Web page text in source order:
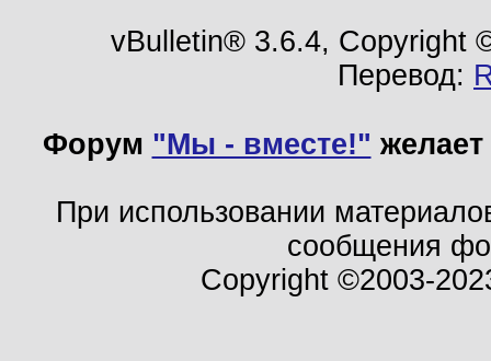
vBulletin® 3.6.4, Copyright
Перевод:
Форум "Мы - вместе!"
При использовании
сообщения
Copyright ©2003-